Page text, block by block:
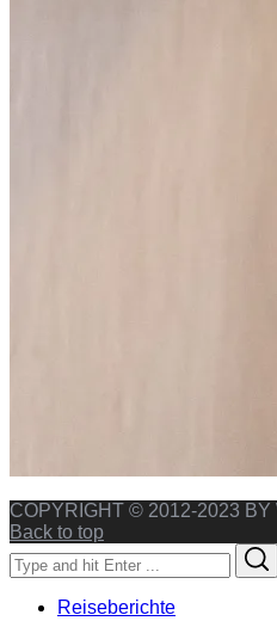
COPYRIGHT © 2012-2023
Back to top
Search
for:
Reiseberichte